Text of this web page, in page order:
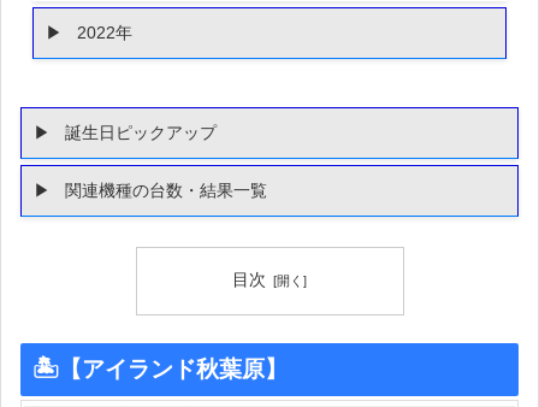
2022年
誕生日ピックアップ
関連機種の台数・結果一覧
目次
🏝【アイランド秋葉原】